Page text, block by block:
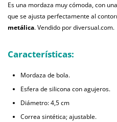
Es una mordaza muy cómoda, con
que se ajusta perfectamente al
metálica. Vendido por diversual.com.
Características:
Mordaza de bola.
Esfera de silicona con agujeros.
Diámetro: 4,5 cm
Correa sintética; ajustable.